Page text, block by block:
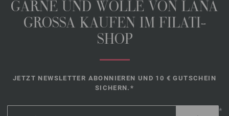
GARNE UND WOLLE VON LANA
GROSSA KAUFEN IM FILATI-
SHOP
JETZT NEWSLETTER ABONNIEREN UND 10 € GUTSCHEIN
SICHERN.*
*